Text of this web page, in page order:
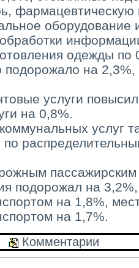
фармацевтическую
оборудование
одежды по
подорожало на
услуги
на 0,8%.
услуг
подорожал на
на 1,8%,
на 1,7%.
Комментарии